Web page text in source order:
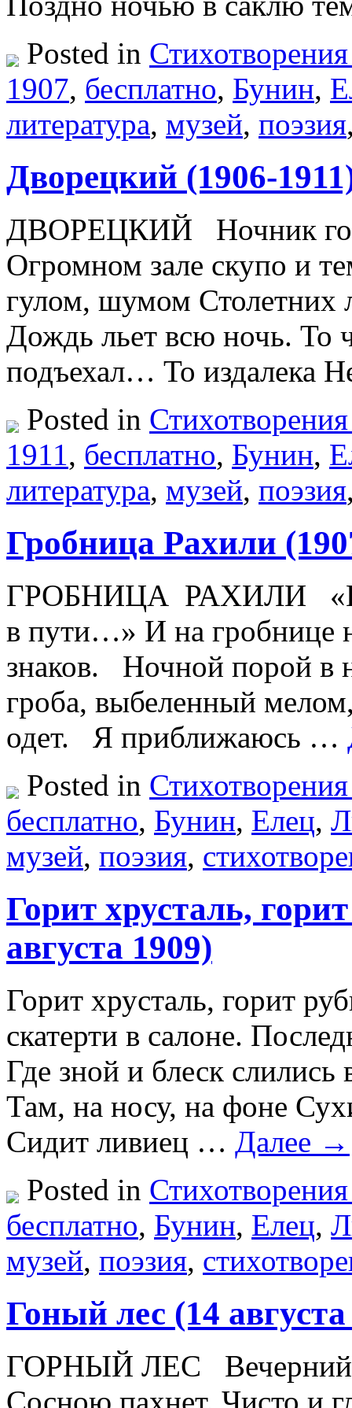
Posted in
1907, бесплатно, Бунин,
литература, музей, поэзия
Дворецкий (1906-
ДВОРЕЦКИЙ Ночник
Огромном зале скупо и
гулом, шумом
Дождь льет всю ночь. То
подъехал… То издалека
Posted in
1911, бесплатно, Бунин,
литература, музей, поэзия
Гробница Рахили
ГРОБНИЦА РАХИЛИ «И
в пути…» И на гробнице
знаков. Ночной порой в
гроба, выбеленный
одет. Я приближаюсь …
Posted in
бесплатно, Бунин, Елец,
музей, поэзия,
Горит хрусталь,
августа 1909)
Горит хрусталь, горит
скатерти в салоне.
Где зной и блеск слились
Там, на носу, на фоне
Сидит ливиец … Далее →
Posted in
бесплатно, Бунин, Елец,
музей, поэзия,
Гоный лес (14
ГОРНЫЙ ЛЕС Вечерний
Сосною пахнет. Чисто и